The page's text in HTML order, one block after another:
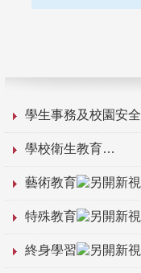
學生事務及校園安全
學校衛生教育
藝術教育
特殊教育
終身學習